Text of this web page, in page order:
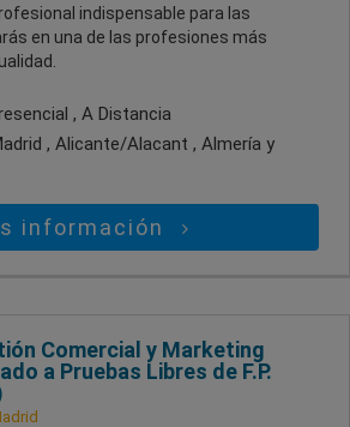
indispensable para las
en una de las profesiones más
, A Distancia
, Alicante/Alacant , Almería y
información
Comercial y Marketing
a Pruebas Libres de F.P.